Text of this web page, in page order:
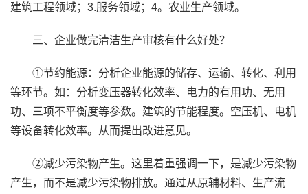
建筑工程领域；3.服务领域；4。农业生产领域。
三、企业做完清洁生产审核有什么好处？
①节约能源：分析企业能源的储存、运输、转化、利用
等环节。如：分析变压器转化效率、电力的有用功、无用
功、三项不平衡度等参数。建筑的节能程度。空压机、电机
等设备转化效率。从而提出改进意见。
②减少污染物产生。这里着重强调一下，是减少污染物
产生，而不是减少污染物排放。通过从原辅材料、生产流